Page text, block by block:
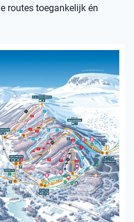
routes toegankelijk én